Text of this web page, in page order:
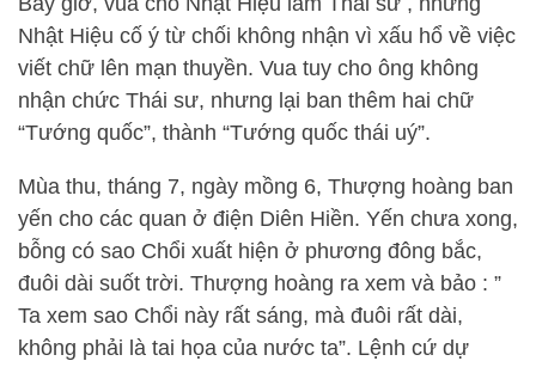
Nhật Hiệu cố ý từ chối không nhận vì xấu hổ về việc
viết chữ lên mạn thuyền. Vua tuy cho ông không
nhận chức Thái sư, nhưng lại ban thêm hai chữ
“Tướng quốc”, thành “Tướng quốc thái uý”.
Mùa thu, tháng 7, ngày mồng 6, Thượng hoàng ban
yến cho các quan ở điện Diên Hiền. Yến chưa xong,
bỗng có sao Chổi xuất hiện ở phương đông bắc,
đuôi dài suốt trời. Thượng hoàng ra xem và bảo : ”
Ta xem sao Chổi này rất sáng, mà đuôi rất dài,
không phải là tai họa của nước ta”. Lệnh cứ dự